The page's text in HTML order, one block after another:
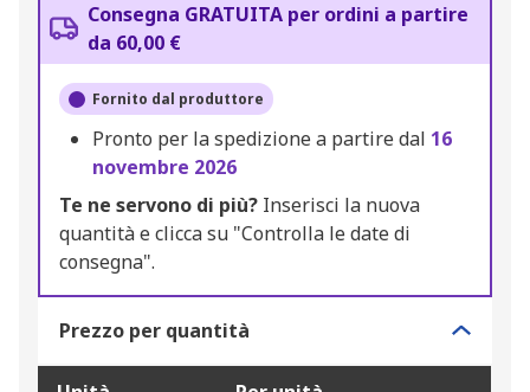
Consegna GRATUITA per ordini a partire
da 60,00 €
Fornito dal produttore
Pronto per la spedizione a partire dal 16
novembre 2026
Te ne servono di più? Inserisci la nuova
quantità e clicca su "Controlla le date di
consegna".
Prezzo per quantità